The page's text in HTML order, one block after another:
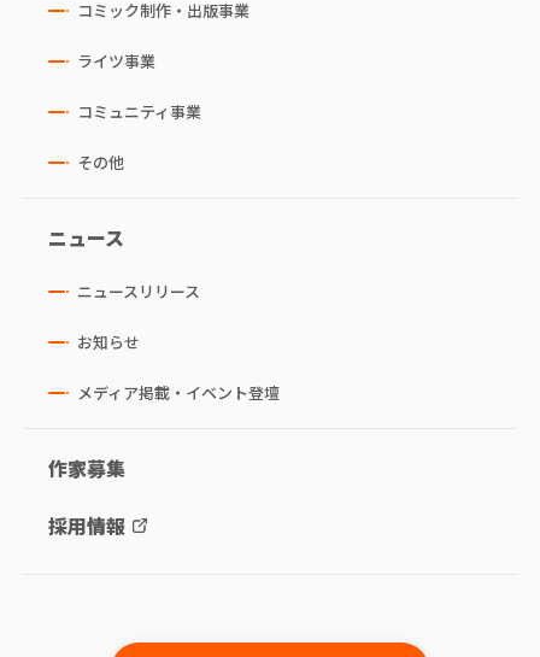
コミック制作・出版事業
ライツ事業
コミュニティ事業
その他
ニュース
ニュースリリース
お知らせ
メディア掲載・イベント登壇
作家募集
採用情報